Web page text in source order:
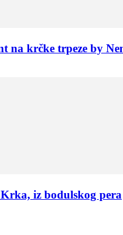
na krčke trpeze by
iz bodulskog pera